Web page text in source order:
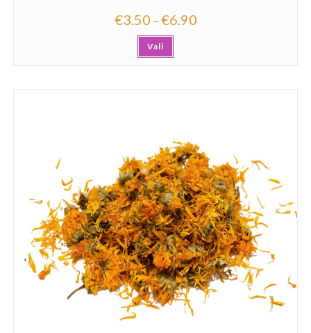
€3.50 –€6.90
Vali